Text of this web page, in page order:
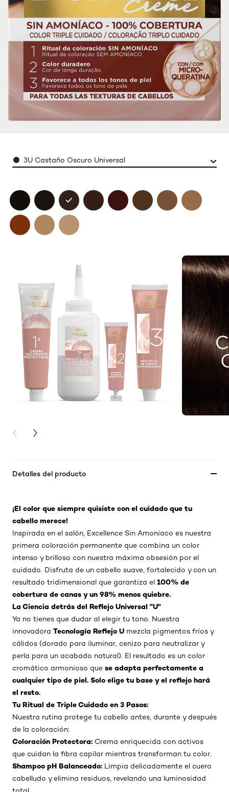
Color3U Castaño Oscuro Universal
PREVIOUS CARD
NEXT CARD
Detalles del producto
¡El color que siempre quisiste con el cuidado que tu
cabello merece!
Inspirada en el salón, Excellence Sin Amoníaco es nuestra
primera coloración permanente que combina un color
intenso y brilloso con nuestra máxima obsesión por el
cuidado. Disfruta de un cabello suave, fortalecido y con un
resultado tridimensional que garantiza el 100% de
cobertura de canas y un 98% menos quiebre.
La Ciencia detrás del Reflejo Universal "U"
Ya no tienes que dudar al elegir tu tono. Nuestra
innovadora Tecnología Reflejo U mezcla pigmentos fríos y
cálidos (dorado para iluminar, cenizo para neutralizar y
perla para un acabado natural). El resultado es un color
cromático armonioso que se adapta perfectamente a
cualquier tipo de piel. Solo elige tu base y el reflejo hará
el resto.
Tu Ritual de Triple Cuidado en 3 Pasos:
Nuestra rutina protege tu cabello antes, durante y después
de la coloración:
Coloración Protectora: Crema enriquecida con activos
que cuidan la fibra capilar mientras transforman tu color.
Shampoo pH Balanceado: Limpia delicadamente el cuero
cabelludo y elimina residuos, revelando una luminosidad